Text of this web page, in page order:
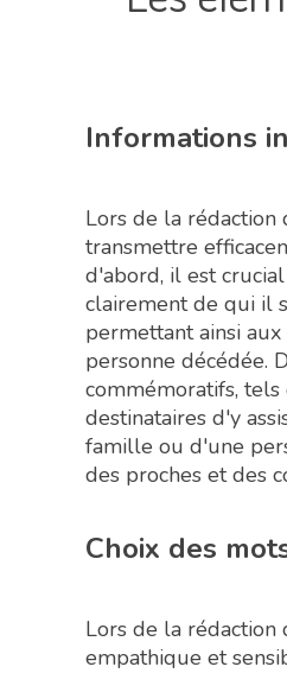
Informations
Lors de la
transmettre
d'abord, il est
clairement de qui il
permettant ainsi
personne décédée.
commémoratifs,
destinataires d'y
famille ou d'une
des proches et des
Choix des
Lors de la
empathique et